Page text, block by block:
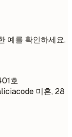
예를 확인하세요.
호
미혼, 28